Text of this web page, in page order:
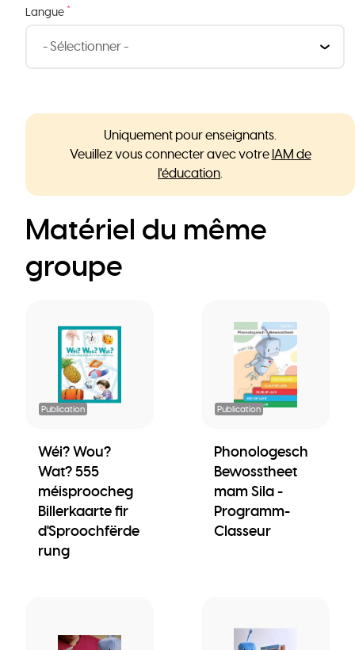
Langue *
Uniquement pour enseignants.
Veuillez vous connecter avec votre IAM de
l'éducation.
Matériel du même
groupe
Publication
Wéi? Wou?
Wat? 555
méisproocheg
Billerkaarte fir
d'Sproochfërde
rung
Publication
Phonologesch
Bewosstheet
mam Sila -
Programm-
Classeur